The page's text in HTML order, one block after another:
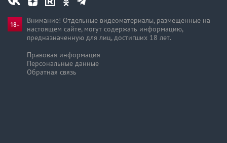
Внимание! Отдельные видеоматериалы, размещенные на
настоящем сайте, могут содержать информацию,
предназначен­ную для лиц, достигших 18 лет.
Правовая информация
Персональные данные
Обратная связь